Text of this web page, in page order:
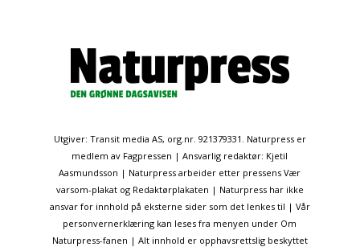
Utgiver: Transit media AS, org.nr. 921379331. Naturpress er
medlem av Fagpressen | Ansvarlig redaktør: Kjetil
Aasmundsson | Naturpress arbeider etter pressens Vær
varsom-plakat og Redaktørplakaten | Naturpress har ikke
ansvar for innhold på eksterne sider som det lenkes til | Vår
personvernerklæring kan leses fra menyen under Om
Naturpress-fanen | Alt innhold er opphavsrettslig beskyttet